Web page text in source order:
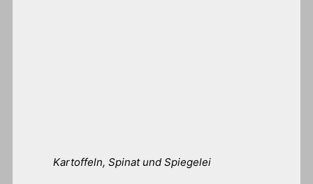
Kartoffeln, Spinat und Spiegelei